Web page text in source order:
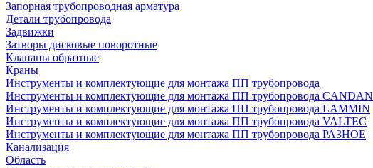
Запорная трубопроводная арматура
Детали трубопровода
Задвижки
Затворы дисковые поворотные
Клапаны обратные
Краны
Инструменты и комплектующие для монтажа ПП трубопровода
Инструменты и комплектующие для монтажа ПП трубопровода CANDAN
Инструменты и комплектующие для монтажа ПП трубопровода LAMMIN
Инструменты и комплектующие для монтажа ПП трубопровода VALTEC
Инструменты и комплектующие для монтажа ПП трубопровода РАЗНОЕ
Канализация
Область